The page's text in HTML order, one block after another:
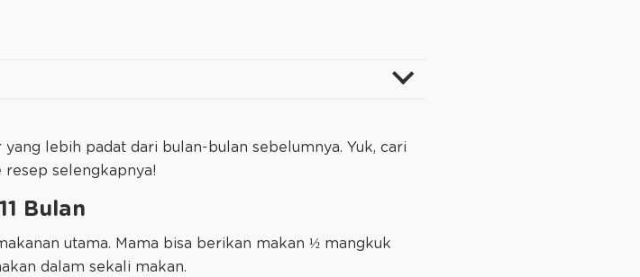
lebih padat dari bulan-bulan sebelumnya. Yuk, cari
resep selengkapnya!
Bulan
utama. Mama bisa berikan makan ½ mangkuk
dalam sekali makan.